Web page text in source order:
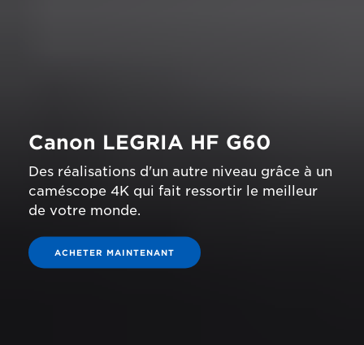
Canon LEGRIA HF G60
Des réalisations d'un autre niveau grâce à un
caméscope 4K qui fait ressortir le meilleur
de votre monde.
ACHETER MAINTENANT